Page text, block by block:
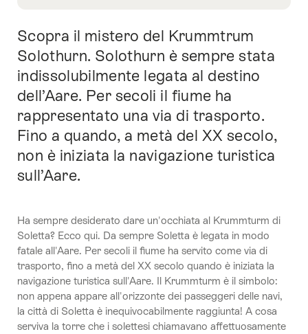
su
Reservation
Introduzione
Scopra il mistero del Krummtrum
Solothurn. Solothurn è sempre stata
indissolubilmente legata al destino
dell’Aare. Per secoli il fiume ha
rappresentato una via di trasporto.
Fino a quando, a metà del XX secolo,
non è iniziata la navigazione turistica
sull’Aare.
Ha sempre desiderato dare un'occhiata al Krummturm di
Soletta? Ecco qui. Da sempre Soletta è legata in modo
fatale all'Aare. Per secoli il fiume ha servito come via di
trasporto, fino a metà del XX secolo quando è iniziata la
navigazione turistica sull'Aare. Il Krummturm è il simbolo:
non appena appare all'orizzonte dei passeggeri delle navi,
la città di Soletta è inequivocabilmente raggiunta! A cosa
serviva la torre che i solettesi chiamavano affettuosamente